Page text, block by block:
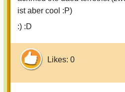
ist aber cool :P)
:) :D
Likes: 0